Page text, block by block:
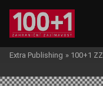
Extra Publishing » 100+1 ZZ